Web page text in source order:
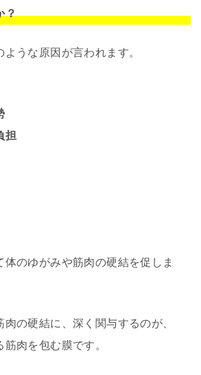
？
うな原因が言われます。
担
体のゆがみや筋肉の硬結を促しま
の硬結に、深く関与するのが、
筋肉を包む膜です。